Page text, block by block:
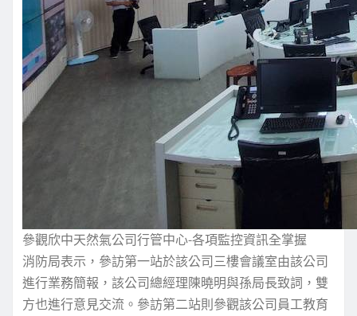
參觀欣中天然氣公司行管中心-各項監控資訊全掌握
消防局表示，參訪第一站於該公司三樓會議室由該公司
進行業務簡報，該公司總經理陳曉明與孫局長致詞，雙
方也進行意見交流。參訪第二站則參觀該公司員工教育